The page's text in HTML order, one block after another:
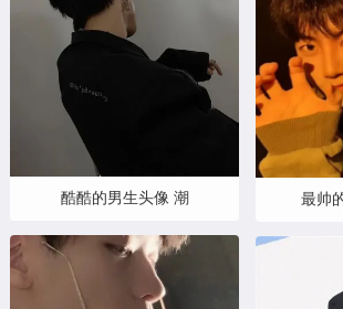
酷酷的男生头像 潮 最帅